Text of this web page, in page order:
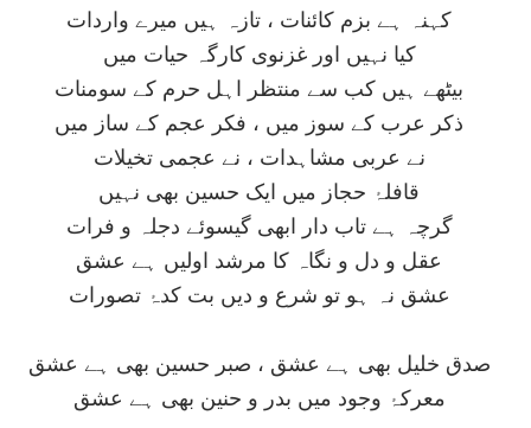
کہنہ ہے بزم کائنات ، تازہ ہيں ميرے واردات
کيا نہيں اور غزنوی کارگہ حيات ميں
بيٹھے ہيں کب سے منتظر اہل حرم کے سومنات
ذکر عرب کے سوز ميں ، فکر عجم کے ساز ميں
نے عربی مشاہدات ، نے عجمی تخيلات
قافلۂ حجاز ميں ايک حسين بھی نہيں
گرچہ ہے تاب دار ابھی گيسوئے دجلہ و فرات
عقل و دل و نگاہ کا مرشد اوليں ہے عشق
عشق نہ ہو تو شرع و ديں بت کدۂ تصورات
صدق خليل بھی ہے عشق ، صبر حسين بھی ہے عشق
معرکۂ وجود ميں بدر و حنين بھی ہے عشق